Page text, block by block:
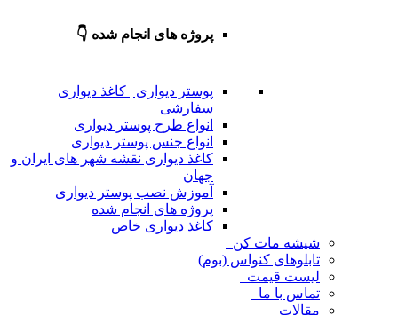
پروژه های انجام شده 👇
پوستر دیواری | کاغذ دیواری
سفارشی
انواع طرح پوستر دیواری
انواع جنس پوستر دیواری
کاغذ دیواری نقشه شهر های ایران و
جهان
آموزش نصب پوستر دیواری
پروژه های انجام شده
کاغذ دیواری خاص
شیشه مات کن
تابلوهای کنواس (بوم)
لیست قیمت
تماس با ما
مقالات